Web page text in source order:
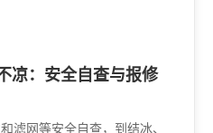
凉：安全自查与报修
滤网等安全自查，到结冰、